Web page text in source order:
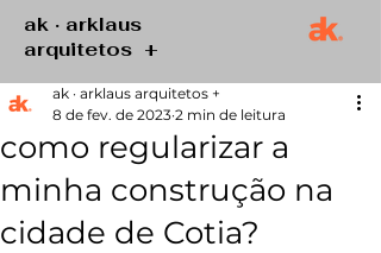
ak · arklaus
arquitetos +
como regularizar a
minha construção na
cidade de Cotia?
ak · arklaus arquitetos +
8 de fev. de 2023 2 min de leitura